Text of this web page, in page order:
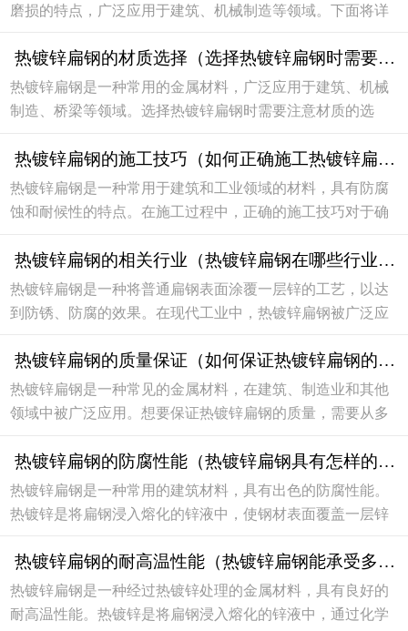
磨损的特点，广泛应用于建筑、机械制造等领域。下面将详
产过程首先需要准备原材料，包括优质的碳素钢板...
热镀锌扁钢的材质选择（选择热镀锌扁钢时需要注意什么）
热镀锌扁钢是一种常用的金属材料，广泛应用于建筑、机械
制造、桥梁等领域。选择热镀锌扁钢时需要注意材质的选
材质一般选择碳素钢，其主要成分是碳，硅，锰，磷...
热镀锌扁钢的施工技巧（如何正确施工热镀锌扁钢）
热镀锌扁钢是一种常用于建筑和工业领域的材料，具有防腐
蚀和耐候性的特点。在施工过程中，正确的施工技巧对于确
何正确施工热镀锌扁钢的技巧。材料准备在施工之...
热镀锌扁钢的相关行业（热镀锌扁钢在哪些行业中得到广泛应用）
热镀锌扁钢是一种将普通扁钢表面涂覆一层锌的工艺，以达
到防锈、防腐的效果。在现代工业中，热镀锌扁钢被广泛应
的支持。建筑行业在建筑行业中，热镀锌扁钢主要...
热镀锌扁钢的质量保证（如何保证热镀锌扁钢的质量）
热镀锌扁钢是一种常见的金属材料，在建筑、制造业和其他
领域中被广泛应用。想要保证热镀锌扁钢的质量，需要从多
材料选择首先，保证热镀锌扁钢的质量，需要选择...
热镀锌扁钢的防腐性能（热镀锌扁钢具有怎样的防腐性能）
热镀锌扁钢是一种常用的建筑材料，具有出色的防腐性能。
热镀锌是将扁钢浸入熔化的锌液中，使钢材表面覆盖一层锌
防腐性能呢？接下来就来详细介绍。1. 镀锌层热镀...
热镀锌扁钢的耐高温性能（热镀锌扁钢能承受多高的温度）
热镀锌扁钢是一种经过热镀锌处理的金属材料，具有良好的
耐高温性能。热镀锌是将扁钢浸入熔化的锌液中，通过化学